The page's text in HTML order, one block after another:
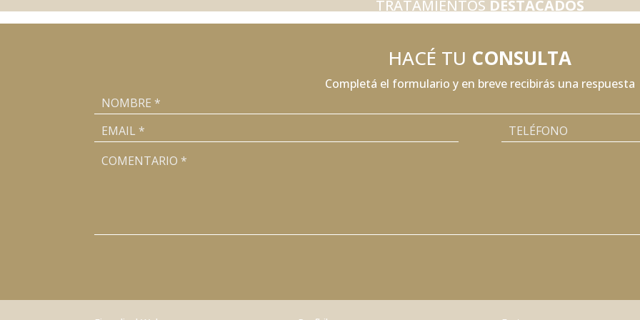
TRATAMIENTOS DESTACADOS
HACÉ TU CONSULTA
Completá el formulario y en breve recibirás una respuesta